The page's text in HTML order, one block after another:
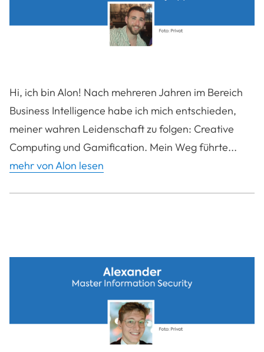
Hi, ich bin Alon! Nach mehreren Jahren im Bereich
Business Intelligence habe ich mich entschieden,
meiner wahren Leidenschaft zu folgen: Creative
Computing und Gamification. Mein Weg führte...
mehr von Alon lesen